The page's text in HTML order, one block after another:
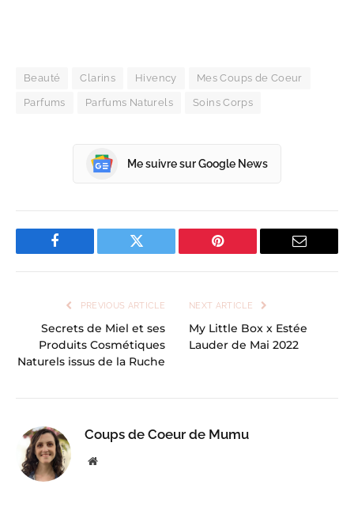
Beauté Clarins Hivency Mes Coups de Coeur
Parfums Parfums Naturels Soins Corps
Me suivre sur Google News
Facebook Twitter Pinterest Email
PREVIOUS ARTICLE
Secrets de Miel et ses
Produits Cosmétiques
Naturels issus de la Ruche
NEXT ARTICLE
My Little Box x Estée
Lauder de Mai 2022
Coups de Coeur de Mumu
Website